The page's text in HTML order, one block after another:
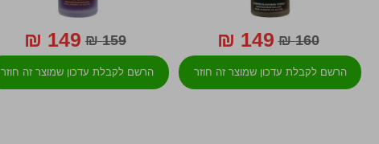
הרשם לקבלת עדכון שמוצר זה חוזר
160 ₪
149 ₪
הרשם לקבלת עדכון שמוצר זה חוזר
159 ₪
149 ₪